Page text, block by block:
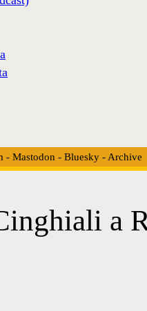
- Mastodon - Bluesky- Archive
a